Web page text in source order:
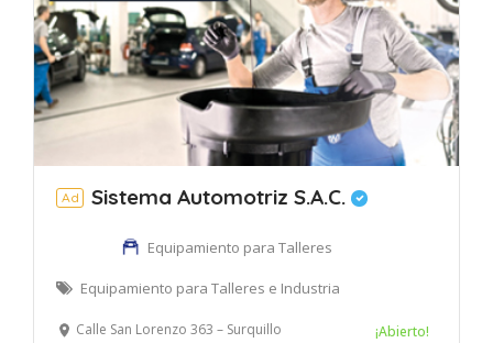
Ad Sistema Automotriz S.A.C.
Equipamiento para Talleres
Equipamiento para Talleres e Industria
Calle San Lorenzo 363 – Surquillo ¡Abierto!